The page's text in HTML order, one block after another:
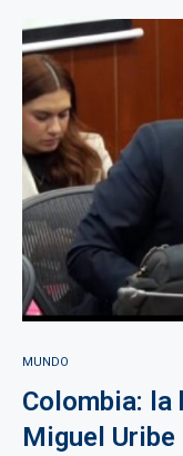
MUNDO
Colombia: la
Miguel